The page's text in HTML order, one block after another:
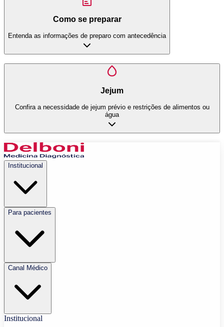
Como se preparar
Entenda as informações de preparo com antecedência
Jejum
Confira a necessidade de jejum prévio e restrições de alimentos ou
água
Institucional
Para pacientes
Canal Médico
Institucional